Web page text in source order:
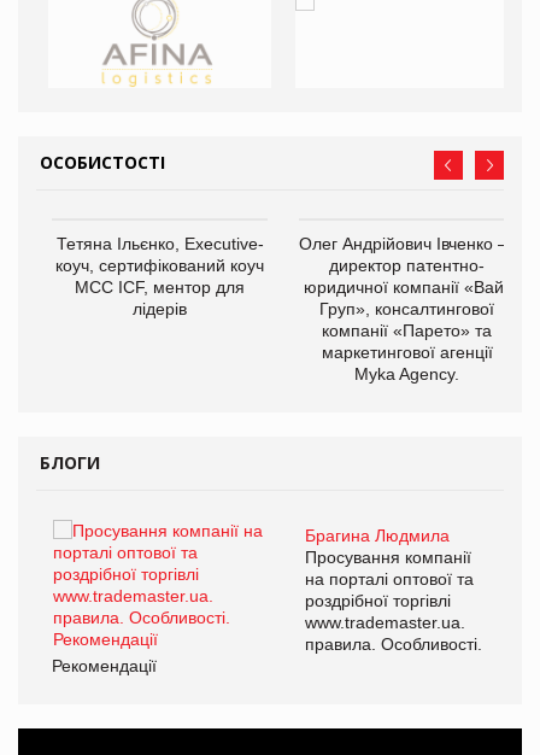
ОСОБИСТОСТІ
Тетяна Ільєнко, Executive-
коуч, сертифікований коуч
МСС ICF, ментор для
лідерів
Олег Андрійович Івченко —
директор патентно-
юридичної компанії «Вайз
Груп», консалтингової
компанії «Парето» та
маркетингової агенції
Myka Agency.
БЛОГИ
Брагина Людмила
Просування компанії
на порталі оптової та
роздрібної торгівлі
www.trademaster.ua.
правила. Особливості.
Рекомендації